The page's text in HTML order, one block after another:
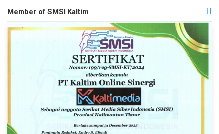
Member of SMSI Kaltim